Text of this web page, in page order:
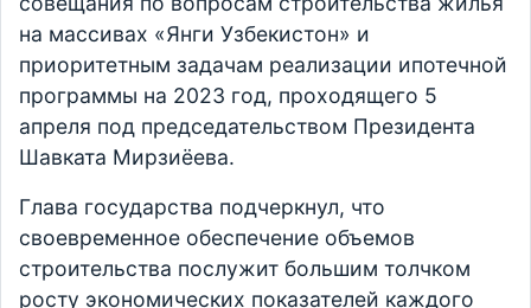
на массивах «Янги Узбекистон» и
приоритетным задачам реализации ипотечной
программы на 2023 год, проходящего 5
апреля под председательством Президента
Шавката Мирзиёева.
Глава государства подчеркнул, что
своевременное обеспечение объемов
строительства послужит большим толчком
росту экономических показателей каждого